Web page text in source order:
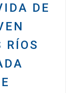
DE
RÍOS